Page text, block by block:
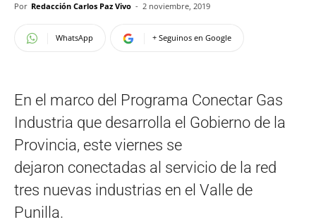
Por Redacción Carlos Paz Vivo - 2 noviembre, 2019
WhatsApp + Seguinos en Google
En el marco del Programa Conectar Gas
Industria que desarrolla el Gobierno de la
Provincia, este viernes se
dejaron conectadas al servicio de la red
tres nuevas industrias en el Valle de
Punilla.